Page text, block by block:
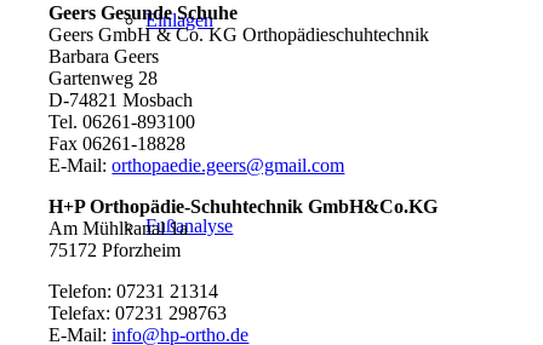
Einlagen
Fußanalyse
Geers Gesunde Schuhe
Geers GmbH & Co. KG Orthopädieschuhtechnik
Barbara Geers
Gartenweg 28
D-74821 Mosbach
Tel. 06261-893100
Fax 06261-18828
E-Mail:orthopaedie.geers@gmail.com
H+P Orthopädie-Schuhtechnik GmbH&Co.KG
Am Mühlkanal 1a
75172 Pforzheim
Telefon: 07231 21314
Telefax: 07231 298763
E-Mail:info@hp-ortho.de